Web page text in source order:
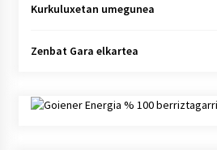
Kurkuluxetan umegunea
Zenbat Gara elkartea